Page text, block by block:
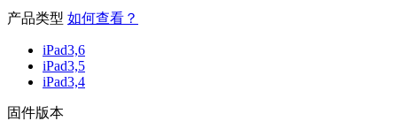
产品类型 如何查看？
iPad3,6
iPad3,5
iPad3,4
固件版本